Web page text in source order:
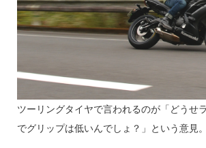
ツーリングタイヤで言われるのが「どうせ
でグリップは低いんでしょ？」という意見。